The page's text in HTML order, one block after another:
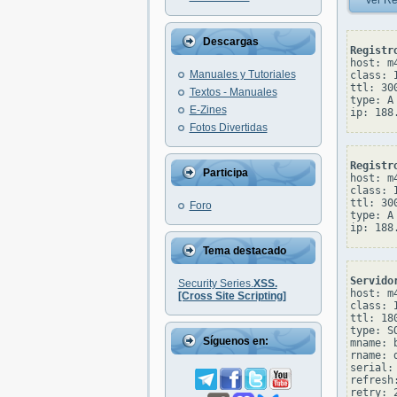
Descargas
Manuales y Tutoriales
Textos - Manuales
E-Zines
Fotos Divertidas
Participa
Foro
Tema destacado
Security Series.XSS.
[Cross Site Scripting]
Síguenos en:
host:
class:
ttl:
type: A
host:
class:
ttl:
type: A
host:
class:
ttl:
type:
rname:
serial:
retry: